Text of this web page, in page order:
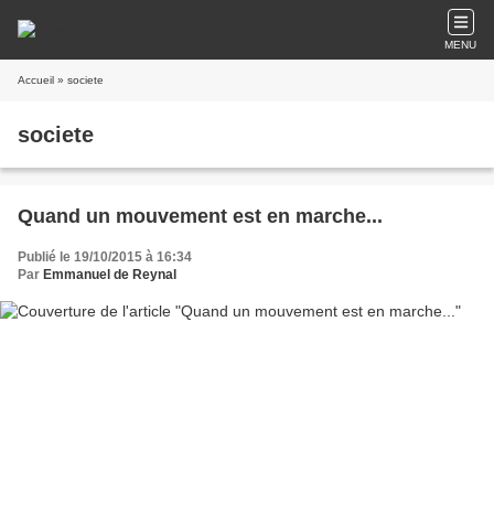
MENU
Accueil » societe
societe
Quand un mouvement est en marche...
Publié le 19/10/2015 à 16:34
Par Emmanuel de Reynal